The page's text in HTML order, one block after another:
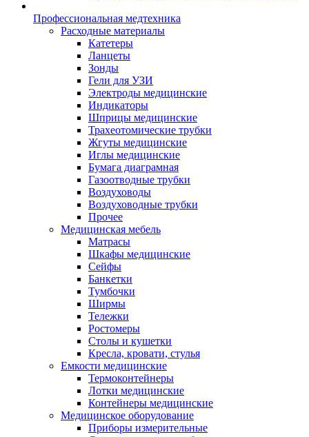
Профессиональная медтехника
Расходные материалы
Катетеры
Ланцеты
Зонды
Гели для УЗИ
Электроды медицинские
Индикаторы
Шприцы медицинские
Трахеотомические трубки
Жгуты медицинские
Иглы медицинские
Бумага диаграмная
Газоотводные трубки
Воздуховоды
Воздуховодные трубки
Прочее
Медицинская мебель
Матрасы
Шкафы медицинские
Сейфы
Банкетки
Тумбочки
Ширмы
Тележки
Ростомеры
Столы и кушетки
Кресла, кровати, стулья
Емкости медицинские
Термоконтейнеры
Лотки медицинские
Контейнеры медицинские
Медицинское оборудование
Приборы измерительные